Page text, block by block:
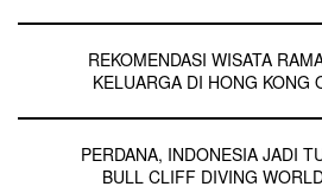
REKOMENDASI WISATA
KELUARGA DI HONG KONG
PERDANA, INDONESIA JADI
BULL CLIFF DIVING